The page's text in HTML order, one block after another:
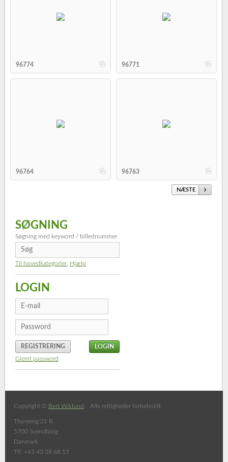
b
96774 b
96771
b
96764 b
96763
NÆSTE
SØGNING
Søgning med keyword / billednummer
Til hovedkategorier Hjælp
LOGIN
REGISTRERING
Glemt password
Copyright © Bert Wiklund . Alle rettigheder forbeholdt
Thorseng 21 B
5700 Svendborg
Danmark
Tlf: +45 40 28 68 15